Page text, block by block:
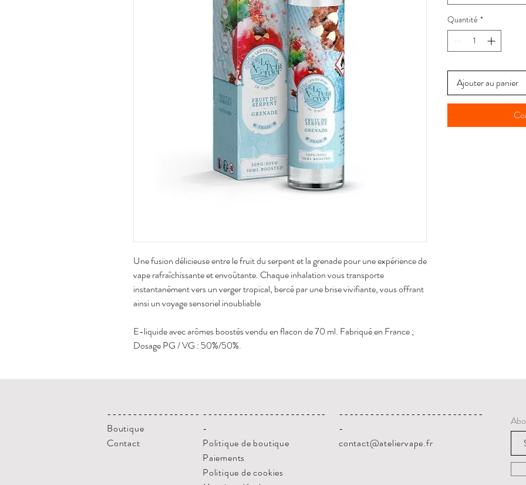
Une fusion délicieuse entre le fruit du serpent et la grenade pour une expérience de
vape rafraîchissante et envoûtante. Chaque inhalation vous transporte
instantanément vers un verger tropical, bercé par une brise vivifiante, vous offrant
ainsi un voyage sensoriel inoubliable
E-liquide avec arômes boostés vendu en flacon de 70 ml. Fabriqué en France ;
Dosage PG / VG : 50%/50%.
Quantité *
Ajouter au panier
------------------
Boutique
Contact
------------------------
-
Politique de boutique
Paiements
Politique de cookies
----------------------------
-
contact@ateliervape.fr